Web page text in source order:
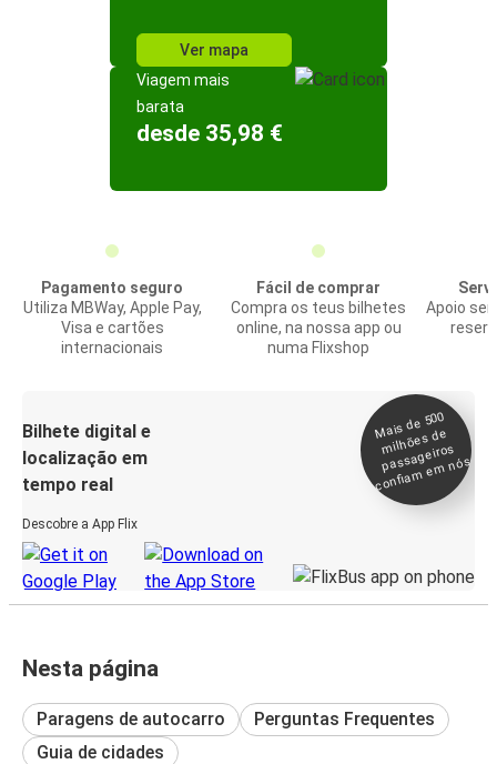
Ver mapa
Viagem mais
barata
desde 35,98 €
Pagamento seguro
Utiliza MBWay, Apple Pay,
Visa e cartões
internacionais
Fácil de comprar
Compra os teus bilhetes
online, na nossa app ou
numa Flixshop
Apoio
Bilhete digital e
localização em
tempo real
Descobre a App Flix
Mais de 500
milhões de
passageiros
confia
m e
m nós
Nesta página
Paragens de autocarro
Perguntas Frequentes
Guia de cidades